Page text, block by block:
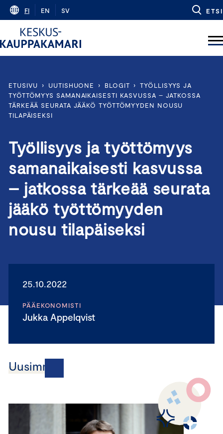
Skip
content
FI EN SV ETSI
ETUSIVU › UUTISHUONE › BLOGIT › TYÖLLISYYS JA
TYÖTTÖMYYS SAMANAIKAISESTI KASVUSSA – JATKOSSA
TÄRKEÄÄ SEURATA JÄÄKÖ TYÖTTÖMYYDEN NOUSU
TILAPÄISEKSI
Työllisyys ja työttömyys
samanaikaisesti kasvussa
– jatkossa tärkeää seurata
jääkö työttömyyden
nousu tilapäiseksi
25.10.2022
PÄÄEKONOMISTI
Jukka Appelqvist
Uusimmat